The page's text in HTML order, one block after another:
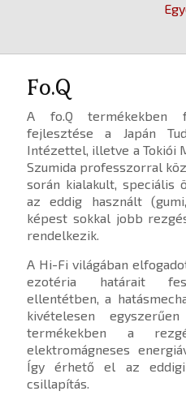
Fo.Q
A fo.Q termékekben
fejlesztése a Japán
Intézettel, illetve a Tokiói
Szumida professzorral
során kialakult, speciális
az eddig használt
képest sokkal jobb
rendelkezik.
A Hi-Fi világában
ezotéria határait
ellentétben, a
kivételesen
termékekben a
elektromágneses
Így érhető el az
csillapítás.